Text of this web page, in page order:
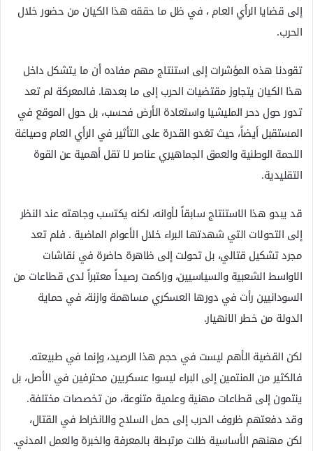
إلى قضايا الرأي العام ، في ظل ما حققه هذا الكيان من حضور خلال
الحرب.
تقودنا هذه المؤشرات إلى استنتاج مهم مفاده أن ما يتشكل داخل
هذا الكيان يتجاوز مقتضيات الحرب إلى ما بعدها. فالمعركة لم تعد
تدور حول دحر المليشيا واستعادة الأرض فحسب، بل حول الموقع في
المستقبل أيضاً، حيث تغدو القدرة على التأثير في الرأي العام وصياغة
اللحمة الوطنية والعمق الجماهيري عناصر لا تقل أهمية عن القوة
التقليدية.
قد يبدو هذا الاستنتاج سابقاً لأوانه، لكنه يكتسب وجاهته عند النظر
إلى التحولات التي شهدتها البراء خلال الأعوام الماضية . فلم تعد
مجرد تشكيل قتالي، بل تحولت إلى ظاهرة حاضرة في نقاشات
الاواسط الشعبية والسياسيين، وراكمت رصيداً معتبراً لدى قطاعات من
السودانيين رأت في دورها العسكري مساهمة وازنة، في حماية
الدولة من خطر الانهيار.
لكن القضية الأهم ليست في حجم هذا الرصيد، وإنما في طبيعته.
فالكثير من المنتمين إلى البراء ليسوا عسكريين محترفين في الأصل، بل
ينتمون إلى قطاعات مهنية وعلمية متنوعة، من تخصصات مختلفة.
وقد دفعتهم ظروف الحرب إلى حمل السلاح والانخراط في القتال،
لكن مهنهم الأساسية ظلت مرتبطة بالمعرفة والخبرة والعمل المدني.